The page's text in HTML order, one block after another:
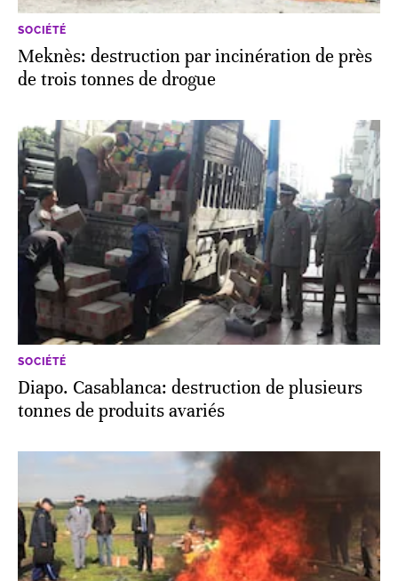
SOCIÉTÉ
Meknès: destruction par incinération de près
de trois tonnes de drogue
SOCIÉTÉ
Diapo. Casablanca: destruction de plusieurs
tonnes de produits avariés